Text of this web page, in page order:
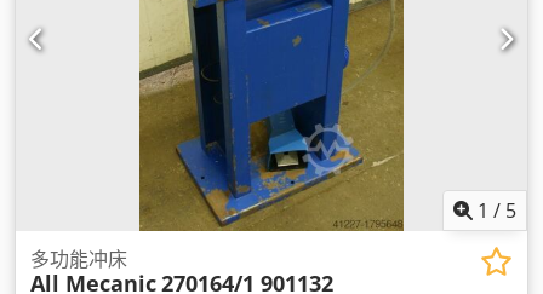
1 / 5
多功能冲床
All Mecanic270164/1 901132